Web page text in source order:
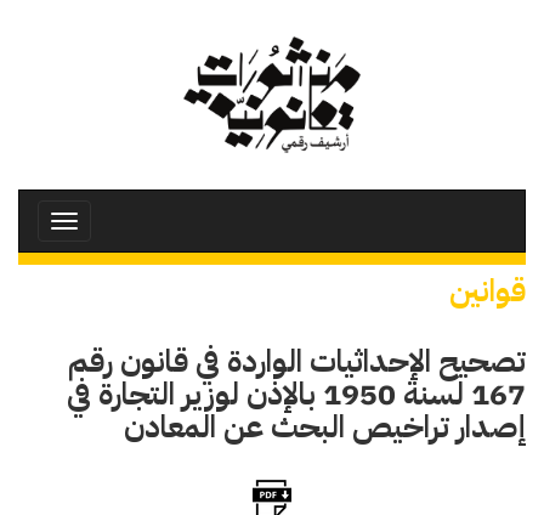
Toggle
قوانين
تصحيح الإحداثيات الواردة في قانون رقم
167 لسنة 1950 بالإذن لوزير التجارة في
إصدار تراخيص البحث عن المعادن